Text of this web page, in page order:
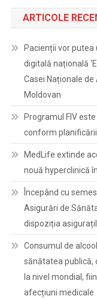
ARTICOLE
Pacienții vor
digitală națională
Casei Naționale
Moldovan
Programul FIV
conform planificării
MedLife extinde
nouă hyperclinică
Începând cu
Asigurări de
dispoziția
Consumul de
sănătatea publică,
la nivel mondial,
afecțiuni medicale